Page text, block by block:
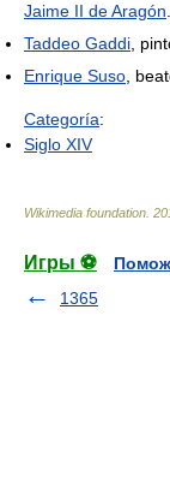
Jaime II de Aragón
Taddeo Gaddi ,
Enrique Suso ,
Categoría:
Siglo XIV
Wikimedia foundation
Игры ⚽
1365